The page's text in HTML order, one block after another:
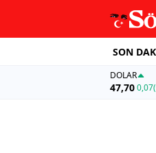
SON
DOLAR
47,700,07